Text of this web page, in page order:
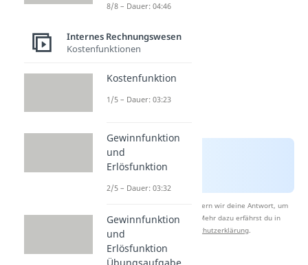
Nach Beantwortung speichern wir deine Antwort, um
Studyflix zu verbessern. Mehr dazu erfährst du in
Datenschutzerklärung
8/8 – Dauer: 04:46
Internes Rechnungswesen
Kostenfunktionen
Kostenfunktion
1/5 – Dauer: 03:23
Gewinnfunktion
und
Erlösfunktion
2/5 – Dauer: 03:32
Gewinnfunktion
und
Erlösfunktion